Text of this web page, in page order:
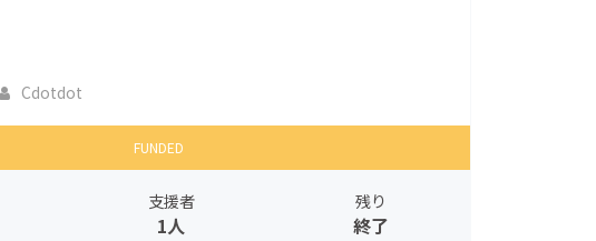
Cdotdot
FUNDED
支援者
1人
残り
終了